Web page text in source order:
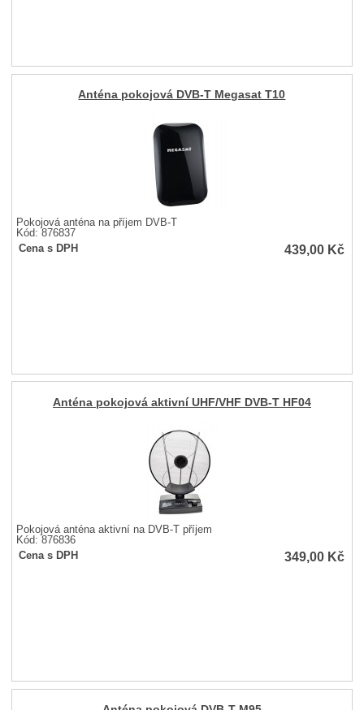
Anténa pokojová DVB-T Megasat T10
Pokojová anténa na příjem DVB-T
Kód: 876837
Cena s DPH
439,00 Kč
Anténa pokojová aktivní UHF/VHF DVB-T HF04
Pokojová anténa aktivní na DVB-T příjem
Kód: 876836
Cena s DPH
349,00 Kč